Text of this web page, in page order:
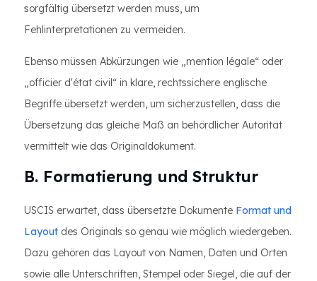
sorgfältig übersetzt werden muss, um
Fehlinterpretationen zu vermeiden.
Ebenso müssen Abkürzungen wie „mention légale“ oder
„officier d'état civil“ in klare, rechtssichere englische
Begriffe übersetzt werden, um sicherzustellen, dass die
Übersetzung das gleiche Maß an behördlicher Autorität
vermittelt wie das Originaldokument.
B. Formatierung und Struktur
USCIS erwartet, dass übersetzte Dokumente Format und
Layout des Originals so genau wie möglich wiedergeben.
Dazu gehören das Layout von Namen, Daten und Orten
sowie alle Unterschriften, Stempel oder Siegel, die auf der